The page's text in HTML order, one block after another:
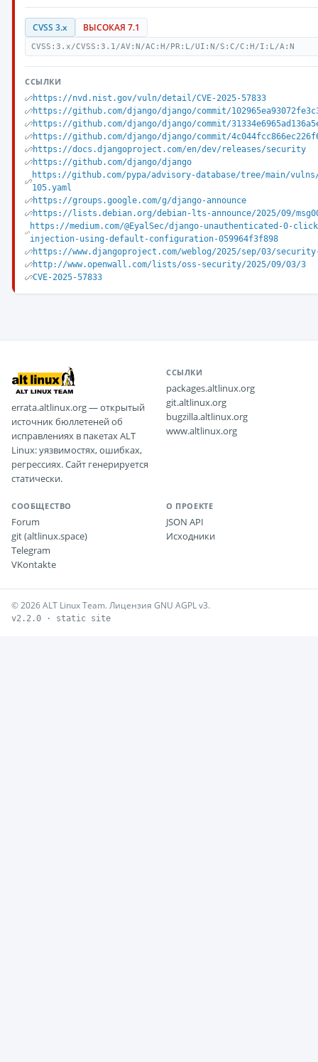
CVSS 3.x ВЫСОКАЯ 7.1
CVSS:3.x/CVSS:3.1/AV:N/AC:H/PR:L/UI:N/S:C/C:H/I:L/A:N
ССЫЛКИ
https://nvd.nist.gov/vuln/detail/CVE-2025-57833
https://github.com/django/django/commit/
https://github.com/django/django/commit/
https://github.com/django/django/commit/
https://docs.djangoproject.com/en/dev/releases/security
https://github.com/django/django
https://github.com/pypa/advisory-database/tree/main/vulns/
105.yaml
https://groups.google.com/g/django-announce
https://lists.debian.org/debian-lts-announce/2025/09/
https://medium.com/@EyalSec/django-unauthenticated-0-
injection-using-default-configuration-059964f3f898
https://www.djangoproject.com/weblog/2025/sep/03/
http://www.openwall.com/lists/oss-security/2025/09/03/3
CVE-2025-57833
errata.altlinux.org — открытый
источник бюллетеней об
исправлениях в пакетах ALT
Linux: уязвимостях, ошибках,
регрессиях. Сайт генерируется
статически.
ССЫЛКИ
packages.altlinux.org
git.altlinux.org
bugzilla.altlinux.org
www.altlinux.org
СООБЩЕСТВО
Forum
git (altlinux.space)
Telegram
VKontakte
О ПРОЕКТЕ
JSON API
Исходники
© 2026 ALT Linux Team. Лицензия GNU AGPL v3.
v2.2.0 · static site